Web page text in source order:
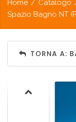
Home / Catalogo
Spazio Bagno NT
TORNA A: